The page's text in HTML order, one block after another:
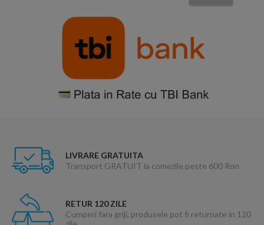
LIVRARE GRATUITA
Transport GRATUIT la comezile peste 600 Ron
RETUR 120 ZILE
Cumperi fara griji, produsele pot fi returnate in 120